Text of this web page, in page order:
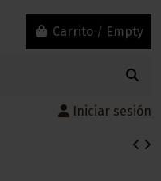
Carrito / Empty
Iniciar sesión